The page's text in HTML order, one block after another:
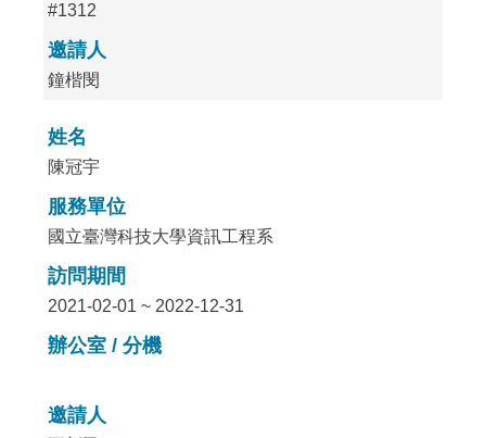
#1312
邀請人
鐘楷閔
姓名
陳冠宇
服務單位
國立臺灣科技大學資訊工程系
訪問期間
2021-02-01 ~ 2022-12-31
辦公室 / 分機
邀請人